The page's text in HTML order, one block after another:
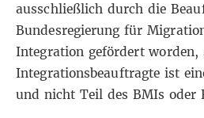
ausschließlich durch die
Bundesregierung für
Integration gefördert worden,
Integrationsbeauftragte ist
und nicht Teil des BMIs oder